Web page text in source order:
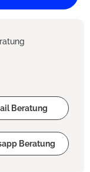
Beratung
Beratung